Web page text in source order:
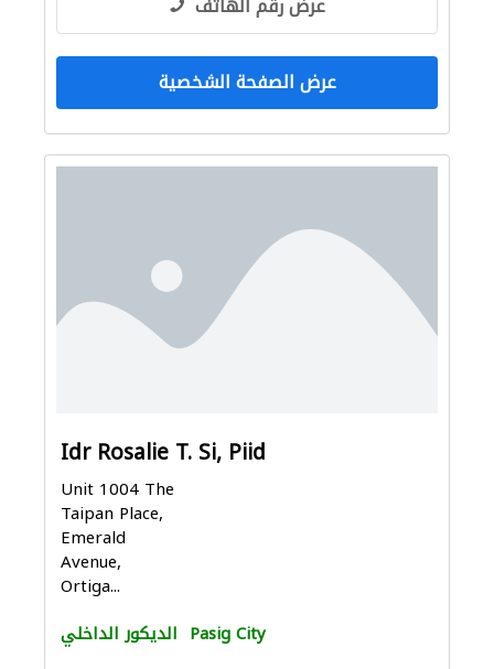
عرض الصفحة الشخصية
Idr Rosalie T. Si, Piid
Unit 1004 The
Taipan Place,
Emerald
Avenue,
Ortiga...
الديكور الداخلي Pasig City